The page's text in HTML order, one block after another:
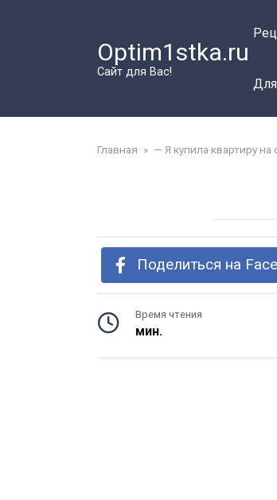
Optim1stka.ru
Сайт для Вас!
Главная » — Я купила квартиру на
Поделиться на
Время чтения
мин.